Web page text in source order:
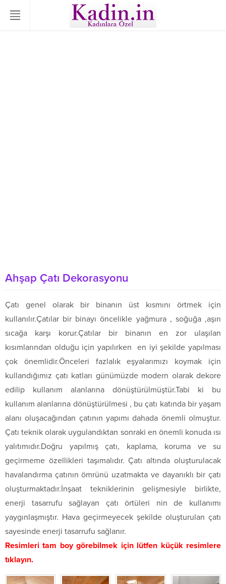
Ahşap Çatı Dekorasyonu
Çatı genel olarak bir binanın üst kısmını örtmek için
kullanılır.Çatılar bir binayı öncelikle yağmura , soğuğa ,aşırı
sıcağa karşı korur.Çatılar bir binanın en zor ulaşılan
kısımlarından olduğu için yapılırken en iyi şekilde yapılması
çok önemlidir.Önceleri fazlalık eşyalarımızı koymak için
kullandığımız çatı katları günümüzde modern olarak dekore
edilip kullanım alanlarına dönüştürülmüştür.Tabi ki bu
kullanım alanlarına dönüştürülmesi , bu çatı katında bir yaşam
alanı oluşacağından çatının yapımı dahada önemli olmuştur.
Çatı teknik olarak uygulandıktan sonraki en önemli konuda ısı
yalıtımıdır.Doğru yapılmış çatı, kaplama, koruma ve su
geçirmeme özellikleri taşımalıdır. Çatı altında oluşturulacak
havalandırma çatının ömrünü uzatmakta ve dayanıklı bir çatı
oluşturmaktadır.İnşaat tekniklerinin gelişmesiyle birlikte,
enerji tasarrufu sağlayan çatı örtüleri nin de kullanımı
yaygınlaşmıştır. Hava geçirmeyecek şekilde oluşturulan çatı
sayesinde enerji tasarrufu sağlanır.
Resimleri tam boy görebilmek için lütfen küçük resimlere
tıklayın.